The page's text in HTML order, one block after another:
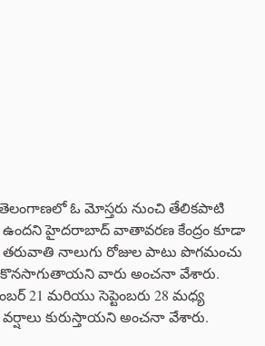
తెలంగాణలో ఓ మోస్తరు నుంచి తేలికపాటి
ఉందని హైదరాబాద్ వాతావరణ కేంద్రం కూడా
తరువాతి నాలుగు రోజుల పాటు పొగమంచు
కొనసాగుతాయని వారు అంచనా వేశారు.
21 మరియు సెప్టెంబరు 28 మధ్య
కురుస్తాయని అంచనా వేశారు.